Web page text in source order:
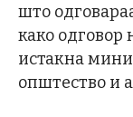
што
како одговор
истакна
општество и